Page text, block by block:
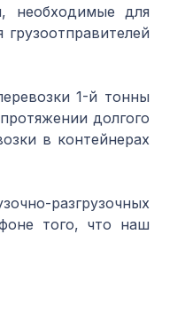
необходимые для
1-й тонны
долгого
в контейнерах
разгрузочных
того, что наш